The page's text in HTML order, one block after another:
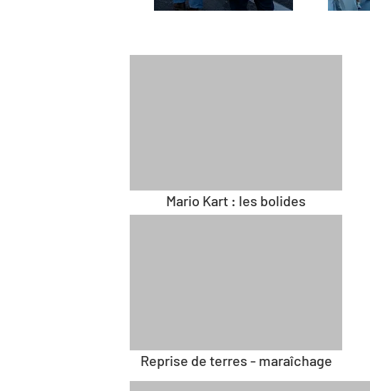
Mario Kart : les bolides
Reprise de terres - maraîchage